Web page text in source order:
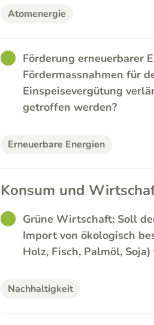
Atomenergie
GOODFörderung erneuerbarer
Fördermassnahmen für
Einspeisevergütung
getroffen werden?
Erneuerbare Energien
Konsum und
GOODGrüne Wirtschaft: Soll
Import von ökologisch
Holz, Fisch, Palmöl,
Nachhaltigkeit